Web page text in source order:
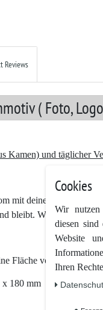
Reviews
( Foto,
Kamen) und täglicher
mit deinem
bleibt. Wir
Fläche von ca. 80 mm
x 180 mm
Cookies
Wir
diesen sind
Website
Ihren